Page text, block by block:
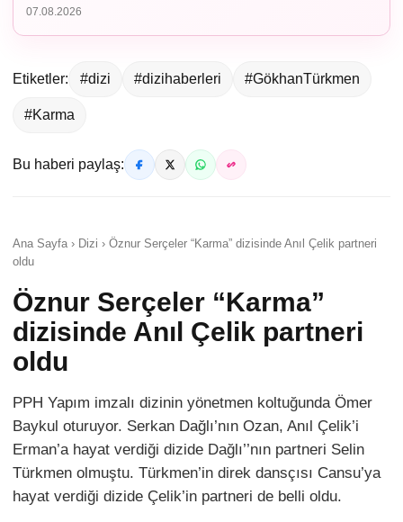
07.08.2026
Etiketler: #dizi #dizihaberleri #GökhanTürkmen
#Karma
Bu haberi paylaş:
Ana Sayfa › Dizi › Öznur Serçeler “Karma” dizisinde Anıl Çelik partneri
oldu
Öznur Serçeler “Karma”
dizisinde Anıl Çelik partneri
oldu
PPH Yapım imzalı dizinin yönetmen koltuğunda Ömer
Baykul oturuyor. Serkan Dağlı’nın Ozan, Anıl Çelik’i
Erman’a hayat verdiği dizide Dağlı’’nın partneri Selin
Türkmen olmuştu. Türkmen’in direk dansçısı Cansu’ya
hayat verdiği dizide Çelik’in partneri de belli oldu.